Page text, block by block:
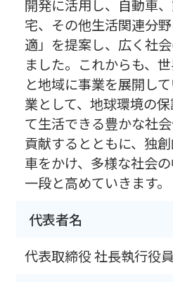
開発に活用し、自動車
宅、その他生活関連分
適」を提案し、広く社
ました。これからも、
と地域に事業を展開し
業として、地球環境の
て生活できる豊かな社
貢献するとともに、独
車をかけ、多様な社会
一段と高めていきます。
代表者名
代表取締役 社長執行役